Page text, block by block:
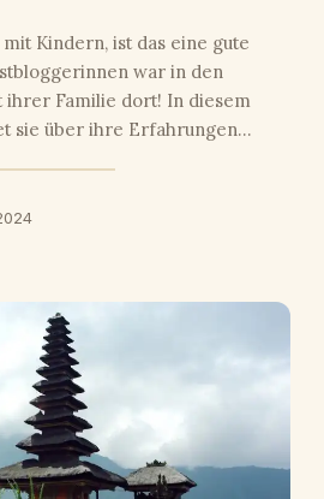
Kindern, ist das eine gute
war in den
Familie dort! In diesem
sie über ihre Erfahrungen…